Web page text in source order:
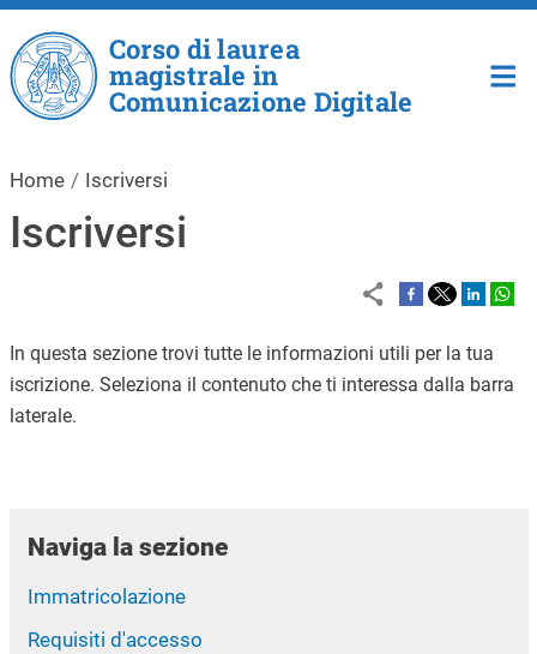
Salta al contenuto principale
Corso di laurea
magistrale in
Comunicazione Digitale
Home Iscriversi
Iscriversi
In questa sezione trovi tutte le informazioni utili per la tua
iscrizione. Seleziona il contenuto che ti interessa dalla barra
laterale.
Naviga la sezione
Immatricolazione
Requisiti d'accesso